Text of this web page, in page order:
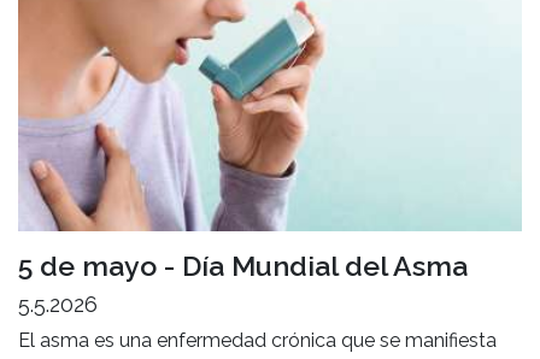
5 de mayo - Día Mundial del Asma
5.5.2026
El asma es una enfermedad crónica que se manifiesta